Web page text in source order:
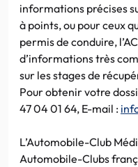
informations précises
à points, ou pour ceux
permis de conduire,
d’informations très
sur les stages de
Pour obtenir votre
47 04 01 64, E-mail :
L’Automobile-Club
Automobile-Clubs